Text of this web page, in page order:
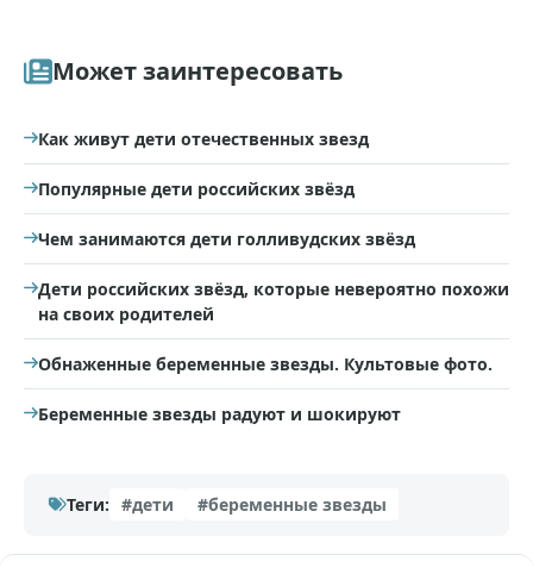
Может заинтересовать
Как живут дети отечественных звезд
Популярные дети российских звёзд
Чем занимаются дети голливудских звёзд
Дети российских звёзд, которые невероятно похожи
на своих родителей
Обнаженные беременные звезды. Культовые фото.
Беременные звезды радуют и шокируют
Теги: #дети #беременные звезды